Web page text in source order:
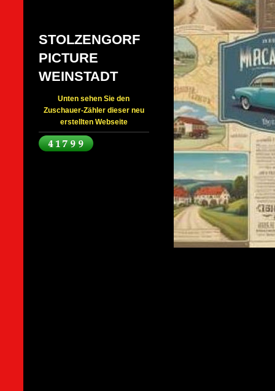
STOLZENGORF
PICTURE
WEINSTADT
Unten sehen Sie den
Zuschauer-Zähler dieser neu
erstellten Webseite